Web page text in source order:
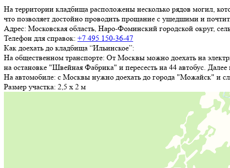
На территории кладбища расположены несколько рядов могил,
что позволяет достойно проводить прощание с ушедшими и
Адрес: Московская область, Наро-Фоминский городской округ,
Телефон для справок: +7 495 150-36-47
Как доехать до кладбища “Ильинское”:
На общественном транспорте: От Москвы можно доехать на
на остановке "Швейная Фабрика" и пересесть на 44 автобус.
На автомобиле: с Москвы нужно доехать до города "Можайск" и
Размер участка: 2,5 х 2 м